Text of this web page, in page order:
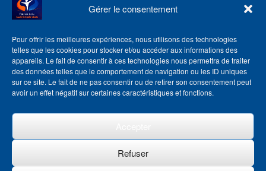
Gérer le consentement
Pour offrir les meilleures expériences, nous utilisons des technologies
telles que les cookies pour stocker et/ou accéder aux informations des
appareils. Le fait de consentir à ces technologies nous permettra de traiter
des données telles que le comportement de navigation ou les ID uniques
sur ce site. Le fait de ne pas consentir ou de retirer son consentement peut
avoir un effet négatif sur certaines caractéristiques et fonctions.
Refuser
Suivez l’Académie EquilibreSante